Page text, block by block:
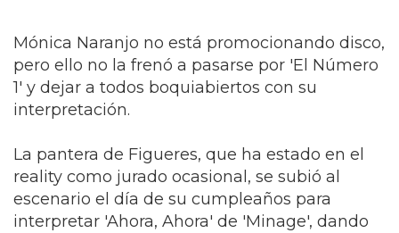
Mónica Naranjo no está promocionando disco,
pero ello no la frenó a pasarse por 'El Número
1' y dejar a todos boquiabiertos con su
interpretación.
La pantera de Figueres, que ha estado en el
reality como jurado ocasional, se subió al
escenario el día de su cumpleaños para
interpretar 'Ahora, Ahora' de 'Minage', dando